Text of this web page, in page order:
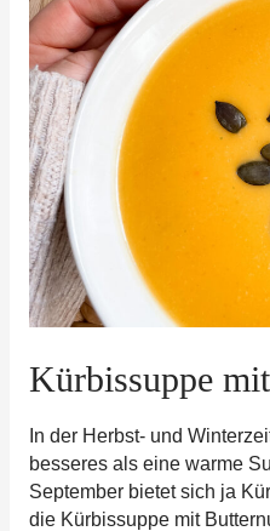
Kürbissuppe
In der Herbst- und
besseres als eine warme
September bietet sich ja
die Kürbissuppe mit